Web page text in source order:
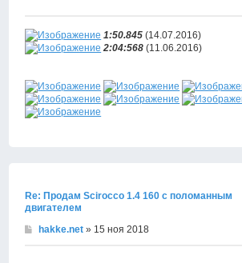
1:50.845 (14.07.2016)
2:04:568 (11.06.2016)
Re: Продам Scirocco 1.4 160 с поломанным
двигателем
hakke.net » 15 ноя 2018